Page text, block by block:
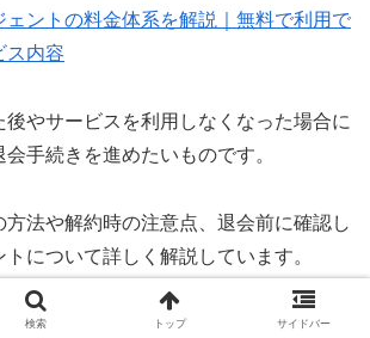
ェントの料金体系を解説｜無料で利用で
ス内容
やサービスを利用しなくなった場合に
手続きを進めたいものです。
方法や解約時の注意点、退会前に確認し
について詳しく解説しています。
ェントの退会・解約方法を解説｜手続き
検索 トップ サイドバー